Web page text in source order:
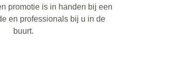
promotie is in handen bij een
en professionals bij u in de
buurt.